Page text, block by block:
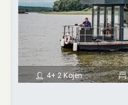
4+ 2 Kojen